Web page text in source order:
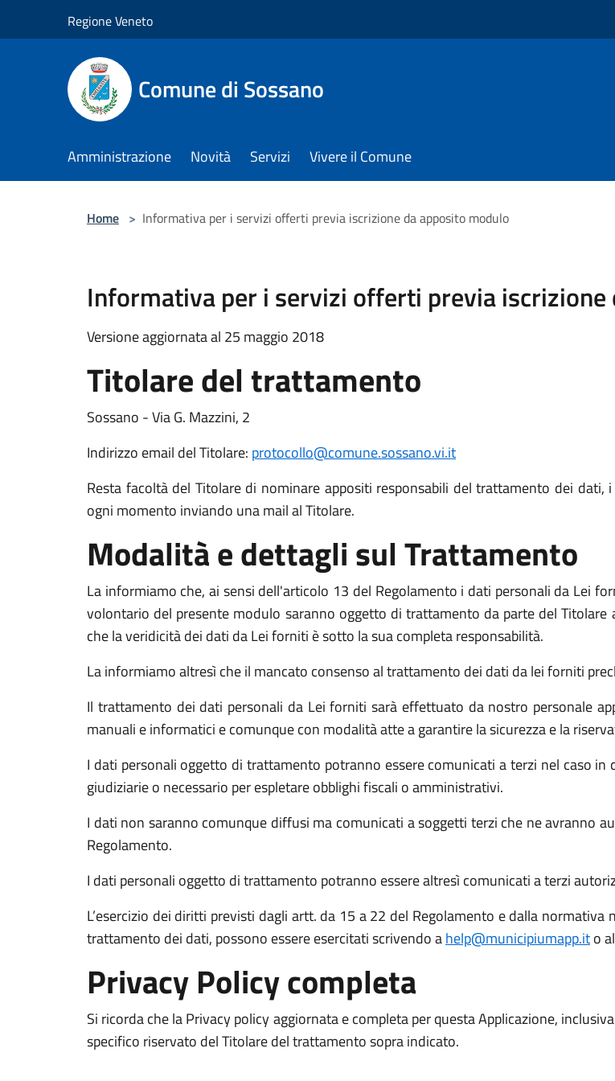
Regione Veneto
Comune di Sossano
Amministrazione Novità Servizi Vivere il Comune
Home > Informativa per i servizi offerti previa iscrizione da apposito modulo
Informativa per i servizi offerti previa iscrizione
Versione aggiornata al 25 maggio 2018
Titolare del trattamento
Sossano - Via G. Mazzini, 2
Indirizzo email del Titolare: protocollo@comune.sossano.vi.it
Resta facoltà del Titolare di nominare appositi responsabili del trattamento dei
ogni momento inviando una mail al Titolare.
Modalità e dettagli sul Trattamento
La informiamo che, ai sensi dell'articolo 13 del Regolamento i dati personali da Lei
volontario del presente modulo saranno oggetto di trattamento da parte del
che la veridicità dei dati da Lei forniti è sotto la sua completa responsabilità.
La informiamo altresì che il mancato consenso al trattamento dei dati da lei forniti
Il trattamento dei dati personali da Lei forniti sarà effettuato da nostro personale
manuali e informatici e comunque con modalità atte a garantire la sicurezza e la
I dati personali oggetto di trattamento potranno essere comunicati a terzi nel caso
giudiziarie o necessario per espletare obblighi fiscali o amministrativi.
I dati non saranno comunque diffusi ma comunicati a soggetti terzi che ne avranno
Regolamento.
I dati personali oggetto di trattamento potranno essere altresì comunicati a terzi
L’esercizio dei diritti previsti dagli artt. da 15 a 22 del Regolamento e dalla
trattamento dei dati, possono essere esercitati scrivendo ahelp@municipiumapp.ito
Privacy Policy completa
Si ricorda che la Privacy policy aggiornata e completa per questa Applicazione,
specifico riservato del Titolare del trattamento sopra indicato.